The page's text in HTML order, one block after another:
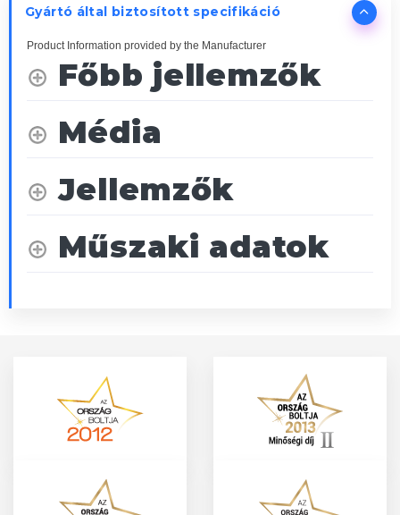
Gyártó által biztosított specifikáció
Product Information provided by the Manufacturer
Főbb jellemzők
Média
Jellemzők
Műszaki adatok